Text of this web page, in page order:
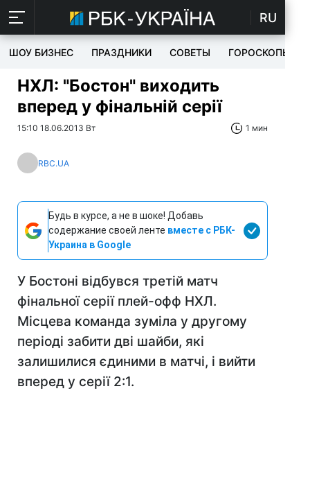
RU
ШОУ БИЗНЕС ПРАЗДНИКИ СОВЕТЫ ГОРОСКОПЫ
НХЛ: "Бостон" виходить
вперед у фінальній серії
15:10 18.06.2013 Вт 1 мин
RBC.UA
Будь в курсе, а не в шоке! Добавь
содержание своей ленте вместе с РБК-
Украина в Google
У Бостоні відбувся третій матч
фінальної серії плей-офф НХЛ.
Місцева команда зуміла у другому
періоді забити дві шайби, які
залишилися єдиними в матчі, і вийти
вперед у серії 2:1.